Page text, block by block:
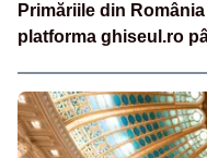
Primăriile din
platforma ghiseul.ro